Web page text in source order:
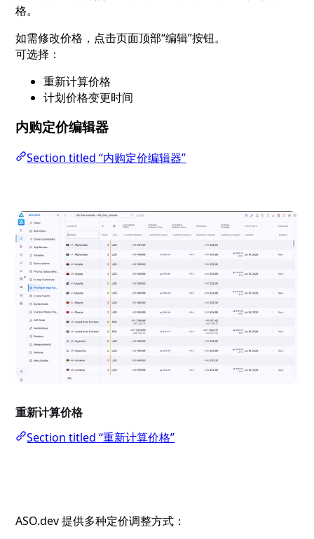
格。
如需修改价格，点击页面顶部“编辑”按钮。
可选择：
重新计算价格
计划价格变更时间
内购定价编辑器
Section titled “内购定价编辑器”
重新计算价格
Section titled “重新计算价格”
ASO.dev 提供多种定价调整方式：